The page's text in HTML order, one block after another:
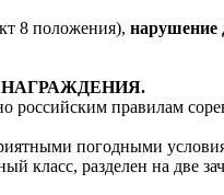
8 положения), нарушение
российским правилам
погодными
класс, разделен на две